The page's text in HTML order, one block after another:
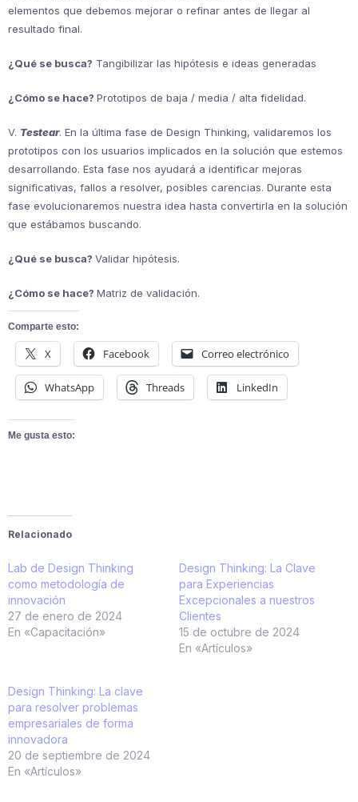
elementos que debemos mejorar o refinar antes de llegar al
resultado final.
¿Qué se busca? Tangibilizar las hipótesis e ideas generadas
¿Cómo se hace? Prototipos de baja / media / alta fidelidad.
V. Testear. En la última fase de Design Thinking, validaremos los
prototipos con los usuarios implicados en la solución que estemos
desarrollando. Esta fase nos ayudará a identificar mejoras
significativas, fallos a resolver, posibles carencias. Durante esta
fase evolucionaremos nuestra idea hasta convertirla en la solución
que estábamos buscando.
¿Qué se busca? Validar hipótesis.
¿Cómo se hace? Matriz de validación.
Comparte esto:
X Facebook Correo electrónico
WhatsApp Threads LinkedIn
Me gusta esto:
Relacionado
Lab de Design Thinking
como metodología de
innovación
27 de enero de 2024
En «Capacitación»
Design Thinking: La Clave
para Experiencias
Excepcionales a nuestros
Clientes
15 de octubre de 2024
En «Artículos»
Design Thinking: La clave
para resolver problemas
empresariales de forma
innovadora
20 de septiembre de 2024
En «Artículos»